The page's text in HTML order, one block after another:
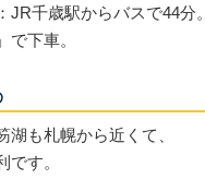
JR千歳駅からバスで44分。
で下車。
湖も札幌から近くて、
です。